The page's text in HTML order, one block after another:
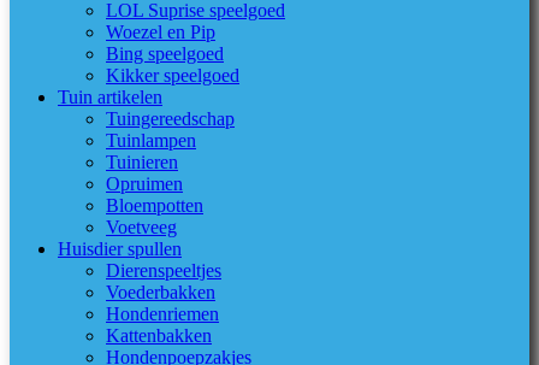
LOL Suprise speelgoed
Woezel en Pip
Bing speelgoed
Kikker speelgoed
Tuin artikelen
Tuingereedschap
Tuinlampen
Tuinieren
Opruimen
Bloempotten
Voetveeg
Huisdier spullen
Dierenspeeltjes
Voederbakken
Hondenriemen
Kattenbakken
Hondenpoepzakjes